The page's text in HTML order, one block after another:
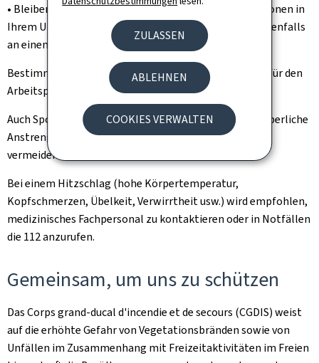
ZULASSEN
ABLEHNEN
COOKIES VERWALTEN
• Bleiben Sie mit empfindlichen und gefährdeten Personen in
Ihrem Umfeld in Kontakt. Begleiten Sie diese gegebenenfalls
an einen kühlen Ort.
Bestimmte Berufsgruppen sind besonders exponiert; für den
Arbeitsplatz bestehen entsprechende Empfehlungen.
Auch Sportlerinnen und Sportler sollten intensive körperliche
Anstrengungen während der heißesten Tageszeiten
vermeiden.
Bei einem Hitzschlag (hohe Körpertemperatur,
Kopfschmerzen, Übelkeit, Verwirrtheit usw.) wird empfohlen,
medizinisches Fachpersonal zu kontaktieren oder in Notfällen
die 112 anzurufen.
Gemeinsam, um uns zu schützen
Das Corps grand-ducal d'incendie et de secours (CGDIS) weist
auf die erhöhte Gefahr von Vegetationsbränden sowie von
Unfällen im Zusammenhang mit Freizeitaktivitäten im Freien